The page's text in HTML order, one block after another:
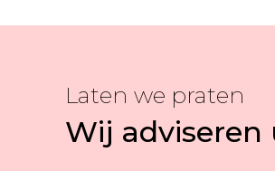
Laten we praten
Wij